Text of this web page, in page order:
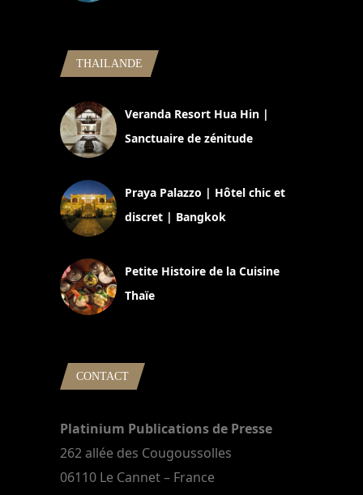
THAILANDE
Veranda Resort Hua Hin |
Sanctuaire de zénitude
Praya Palazzo | Hôtel chic et
discret | Bangkok
Petite Histoire de la Cuisine
Thaïe
CONTACT
Platinium Publications de Presse
262 allée des Cougoussolles
06110 Le Cannet – France